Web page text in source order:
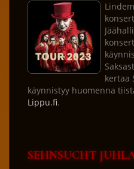
kertaa
käynnistyy huomenna
Lippu.fi.
SEHNSUCHT